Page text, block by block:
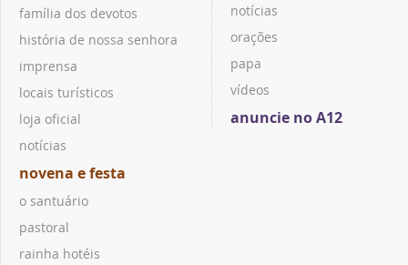
família dos devotos
história de nossa senhora
imprensa
locais turísticos
loja oficial
notícias
novena e festa
o santuário
pastoral
rainha hotéis
notícias
orações
papa
vídeos
anuncie no A12